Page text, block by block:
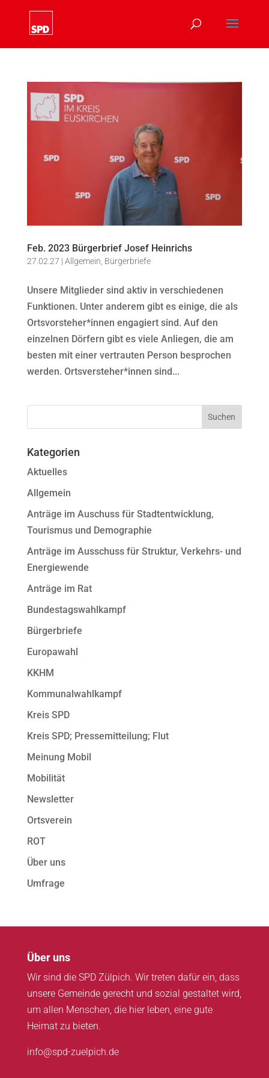
Feb. 2023 Bürgerbrief Josef Heinrichs
27.02.27 | Allgemein Bürgerbriefe
Unsere Mitglieder sind aktiv in verschiedenen
Funktionen. Unter anderem gibt es einige, die als
Ortsvorsteher*innen engagiert sind. Auf den
einzelnen Dörfern gibt es viele Anliegen, die am
besten mit einer vertrauten Person besprochen
werden. Ortsversteher*innen sind...
Kategorien
Aktuelles
Allgemein
Anträge im Auschuss für Stadtentwicklung,
Tourismus und Demographie
Anträge im Ausschuss für Struktur, Verkehrs- und
Energiewende
Anträge im Rat
Bundestagswahlkampf
Bürgerbriefe
Europawahl
KKHM
Kommunalwahlkampf
Kreis SPD
Kreis SPD; Pressemitteilung; Flut
Meinung Mobil
Mobilität
Newsletter
Ortsverein
ROT
Über uns
Umfrage
Über uns
Wir sind die SPD Zülpich. Wir treten dafür ein, dass
unsere Gemeinde gerecht und sozial gestaltet wird,
um allen Menschen, die hier leben, eine gute
Heimat zu bieten.
info@spd-zuelpich.de